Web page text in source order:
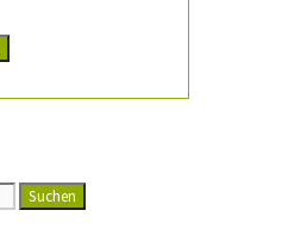
Suchen